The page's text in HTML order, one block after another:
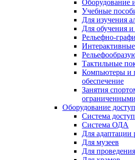
Оборудование
Учебные
Для изучения
Для обучения
Рельефно-
Тактильные
Компьютеры и
обеспечение
Занятия
Оборудование
Система
Система ОДА
Для адаптации
Для музеев
Для